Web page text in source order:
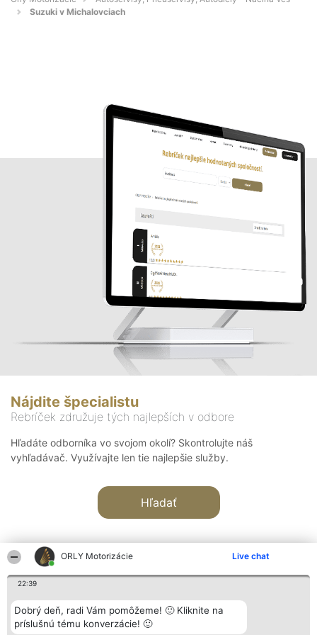
ORLY Motorizácie Live chat
22:39
Dobrý deň, radi Vám pomôžeme! 🙂 Kliknite na
príslušnú tému konverzácie! 🙂
Suzuki v Michalovciach
Nájdite špecialistu
Rebríček združuje tých najlepších v odbore
Hľadáte odborníka vo svojom okolí? Skontrolujte náš
vyhľadávač. Využívajte len tie najlepšie služby.
Hľadať
Organizátor hodnotenia
Bright Side Solutions sp. z o.
o. sp. k.
Hodnotenie
Laureáti
Lista
Kontakt
Kontakt